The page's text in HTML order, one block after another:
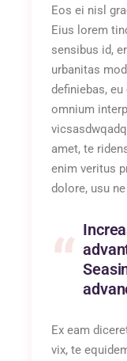
Eos ei nisl
Eius lorem
sensibus id,
urbanitas
definiebas,
omnium
amet, te
enim veritus
dolore, usu
Ex eam
vix, te